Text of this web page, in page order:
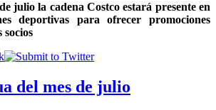
julio la cadena Costco estará presente en
deportivas para ofrecer promociones
socios
del mes de julio